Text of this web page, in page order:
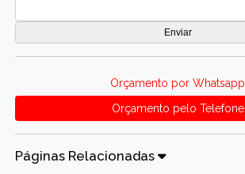
Orçamento por Whatsapp
Orçamento pelo Telefone
Páginas Relacionadas